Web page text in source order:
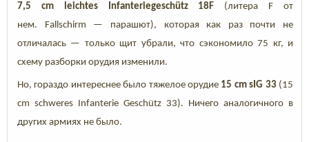
7,5 cm leichtes Infanteriegeschütz 18F (литера F от
нем. Fallschirm — парашют), которая как раз почти не
отличалась — только щит убрали, что сэкономило 75 кг, и
схему разборки орудия изменили.
Но, гораздо интереснее было тяжелое орудие 15 cm sIG 33(15
cm schweres Infanterie Geschütz 33). Ничего аналогичного в
других армиях не было.